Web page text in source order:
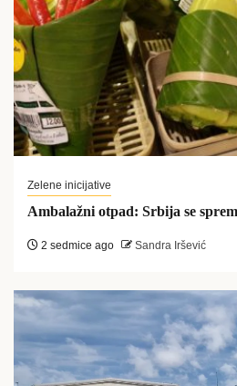
Zelene inicijative
Ambalažni otpad: Srbija se
2 sedmice ago Sandra Iršević